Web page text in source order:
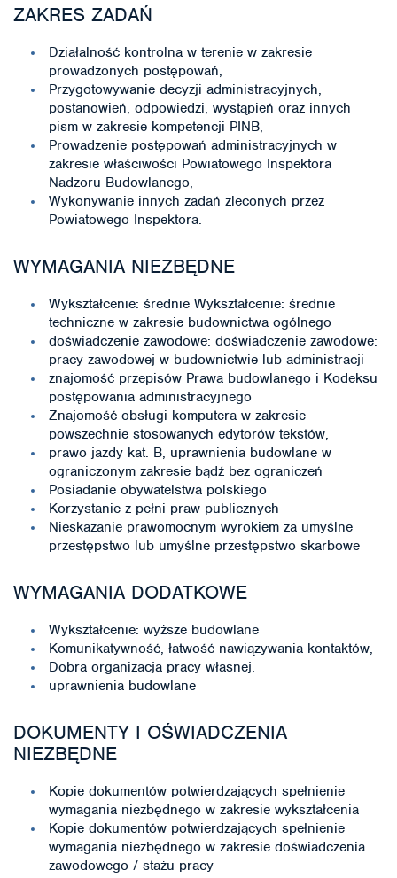
ZAKRES ZADAŃ
Działalność kontrolna w terenie w zakresie
prowadzonych postępowań,
Przygotowywanie decyzji administracyjnych,
postanowień, odpowiedzi, wystąpień oraz innych
pism w zakresie kompetencji PINB,
Prowadzenie postępowań administracyjnych w
zakresie właściwości Powiatowego Inspektora
Nadzoru Budowlanego,
Wykonywanie innych zadań zleconych przez
Powiatowego Inspektora.
WYMAGANIA NIEZBĘDNE
Wykształcenie: średnie Wykształcenie: średnie
techniczne w zakresie budownictwa ogólnego
doświadczenie zawodowe: doświadczenie zawodowe:
pracy zawodowej w budownictwie lub administracji
znajomość przepisów Prawa budowlanego i Kodeksu
postępowania administracyjnego
Znajomość obsługi komputera w zakresie
powszechnie stosowanych edytorów tekstów,
prawo jazdy kat. B, uprawnienia budowlane w
ograniczonym zakresie bądź bez ograniczeń
Posiadanie obywatelstwa polskiego
Korzystanie z pełni praw publicznych
Nieskazanie prawomocnym wyrokiem za umyślne
przestępstwo lub umyślne przestępstwo skarbowe
WYMAGANIA DODATKOWE
Wykształcenie: wyższe budowlane
Komunikatywność, łatwość nawiązywania kontaktów,
Dobra organizacja pracy własnej.
uprawnienia budowlane
DOKUMENTY I OŚWIADCZENIA
NIEZBĘDNE
Kopie dokumentów potwierdzających spełnienie
wymagania niezbędnego w zakresie wykształcenia
Kopie dokumentów potwierdzających spełnienie
wymagania niezbędnego w zakresie doświadczenia
zawodowego / stażu pracy